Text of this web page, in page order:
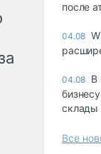
после
04.08
04.08 В
склады
Все